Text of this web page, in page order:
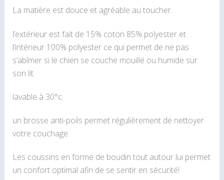
La matière est douce et agréable au toucher.
l’extérieur est fait de 15% coton 85% polyester et
l’intérieur 100% polyester ce qui permet de ne pas
s’abîmer si le chien se couche mouillé ou humide sur
son lit.
lavable à 30°c
un brosse anti-poils permet régulièrement de nettoyer
votre couchage.
Les coussins en forme de boudin tout autour lui permet
un confort optimal afin de se sentir en sécurité!